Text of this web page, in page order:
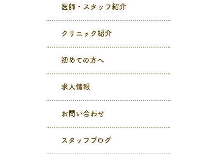
医師・スタッフ紹介
クリニック紹介
初めての方へ
求人情報
お問い合わせ
スタッフブログ